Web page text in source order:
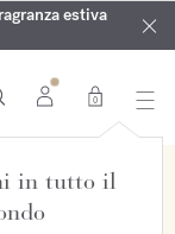
velvet moodnel
e gli oli per il
estiva
0
in tutto il